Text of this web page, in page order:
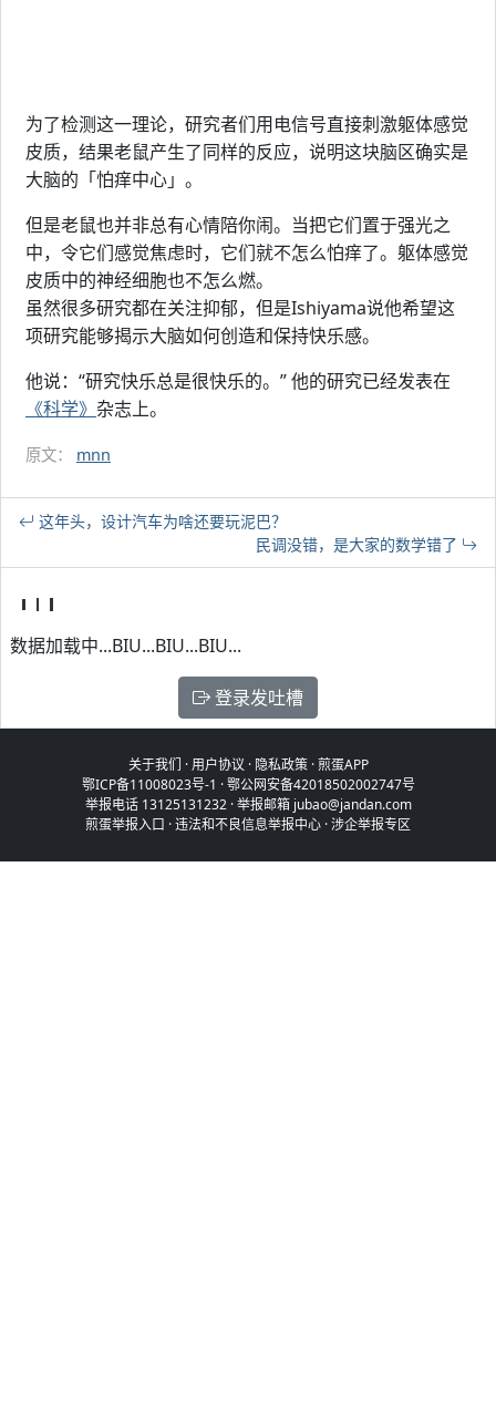
为了检测这一理论，研究者们用电信号直接刺激躯体感觉
皮质，结果老鼠产生了同样的反应，说明这块脑区确实是
大脑的「怕痒中心」。
但是老鼠也并非总有心情陪你闹。当把它们置于强光之
中，令它们感觉焦虑时，它们就不怎么怕痒了。躯体感觉
皮质中的神经细胞也不怎么燃。
虽然很多研究都在关注抑郁，但是Ishiyama说他希望这
项研究能够揭示大脑如何创造和保持快乐感。
他说：“研究快乐总是很快乐的。” 他的研究已经发表在
《科学》 杂志上。
原文： mnn
这年头，设计汽车为啥还要玩泥巴？
民调没错，是大家的数学错了
数据加载中...BIU...BIU...BIU...
登录发吐槽
关于我们 ·用户协议 · 隐私政策·煎蛋APP
鄂ICP备11008023号-1 ·鄂公网安备42018502002747号
举报电话 13125131232 · 举报邮箱 jubao@jandan.com
煎蛋举报入口 ·违法和不良信息举报中心 ·涉企举报专区